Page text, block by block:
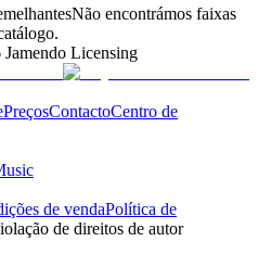
Não encontrámos faixas
Jamendo Licensing
PreçosContactoCentro de
de vendaPolítica de
de direitos de autor